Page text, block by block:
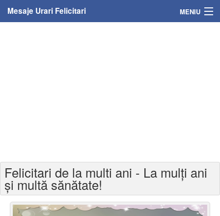
Mesaje Urari Felicitari MENIU
Felicitari varsta
Felicitari zilele anului
Felicitari de la multi ani - La mulți ani
și multă sănătate!